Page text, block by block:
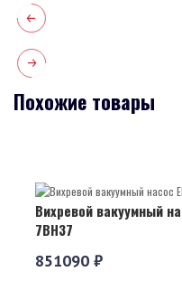
Похожие товары
Вихревой вакуумный
7BH37
851090 ₽